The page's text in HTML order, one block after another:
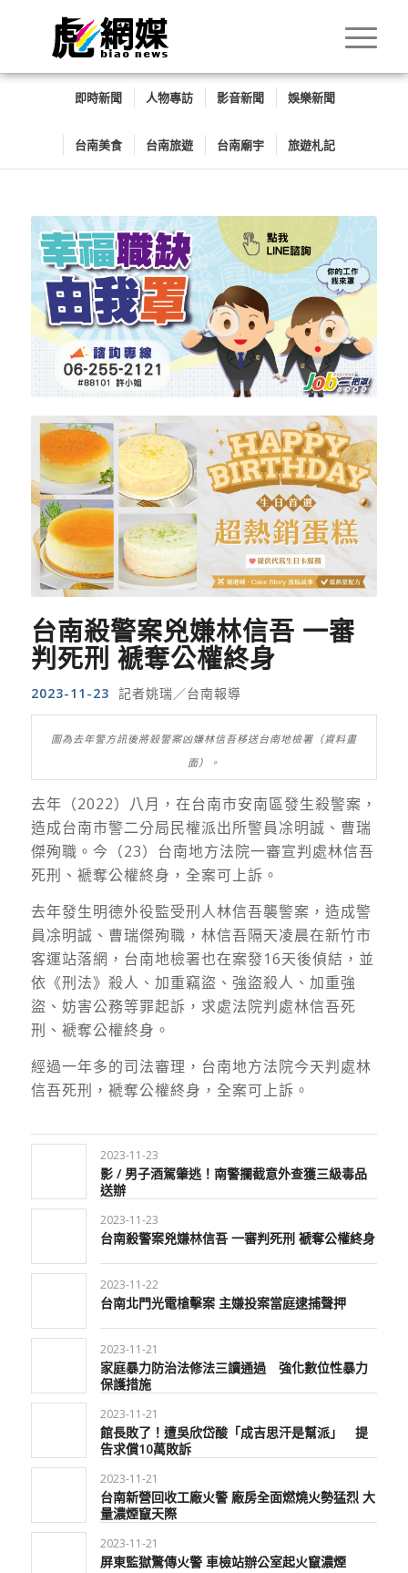
即時新聞 人物專訪 影音新聞 娛樂新聞
台南美食 台南旅遊 台南廟宇 旅遊札記
台南殺警案兇嫌林信吾 一審
判死刑 褫奪公權終身
2023-11-23 記者姚瑞／台南報導
圖為去年警方訊後將殺警案凶嫌林信吾移送台南地檢署（資料畫
面）。
去年（2022）八月，在台南市安南區發生殺警案，
造成台南市警二分局民權派出所警員凃明誠、曹瑞
傑殉職。今（23）台南地方法院一審宣判處林信吾
死刑、褫奪公權終身，全案可上訴。
去年發生明德外役監受刑人林信吾襲警案，造成警
員凃明誠、曹瑞傑殉職，林信吾隔天凌晨在新竹市
客運站落網，台南地檢署也在案發16天後偵結，並
依《刑法》殺人、加重竊盜、強盜殺人、加重強
盜、妨害公務等罪起訴，求處法院判處林信吾死
刑、褫奪公權終身。
經過一年多的司法審理，台南地方法院今天判處林
信吾死刑，褫奪公權終身，全案可上訴。
2023-11-23
影 / 男子酒駕肇逃！南警攔截意外查獲三級毒品
送辦
2023-11-23
台南殺警案兇嫌林信吾 一審判死刑 褫奪公權終身
2023-11-22
台南北門光電槍擊案 主嫌投案當庭逮捕聲押
2023-11-21
家庭暴力防治法修法三讀通過 強化數位性暴力
保護措施
2023-11-21
館長敗了！遭吳欣岱酸「成吉思汗是幫派」 提
告求償10萬敗訴
2023-11-21
台南新營回收工廠火警 廠房全面燃燒火勢猛烈 大
量濃煙竄天際
2023-11-21
屏東監獄驚傳火警 車檢站辦公室起火竄濃煙